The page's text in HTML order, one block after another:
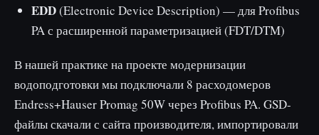
EDD(Electronic Device Description) — для Profibus
PA с расширенной параметризацией (FDT/DTM)
В нашей практике на проекте модернизации
водоподготовки мы подключали 8 расходомеров
Endress+Hauser Promag 50W через Profibus PA. GSD-
файлы скачали с сайта производителя, импортировали